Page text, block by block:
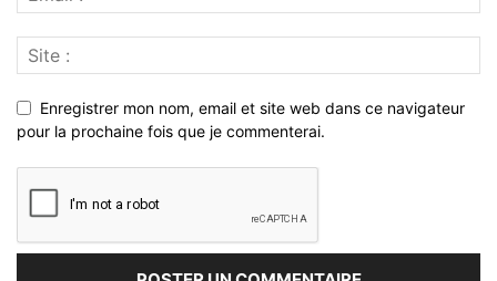
Enregistrer mon nom, email et site web dans ce navigateur
pour la prochaine fois que je commenterai.